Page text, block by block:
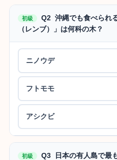
初級
Q2 沖縄でも食べられ
（レンブ）」は何科の木？
ニノウデ
フトモモ
アシクビ
初級 Q3 日本の有人島で最